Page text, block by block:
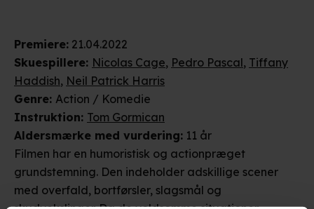
Premiere: 21.04.2022
Skuespillere: Nicolas Cage, Pedro Pascal, Tiffany
Haddish, Neil Patrick Harris
Genre: Action / Komedie
Instruktion: Tom Gormican
Aldersmærke med vurdering: 11 år
Filmen har en humoristisk og actionpræget
grundstemning. Den indeholder adskillige scener
med overfald, bortførsler, slagsmål og